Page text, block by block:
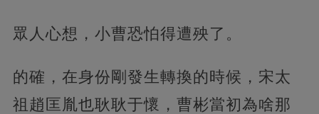
眾人心想，小曹恐怕得遭殃了。
的確，在身份剛發生轉換的時候，宋太
祖趙匡胤也耿耿于懷，曹彬當初為啥那